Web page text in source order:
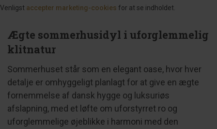
Venligst accepter marketing-cookies for at se indholdet.
Ægte sommerhusidyl i uforglemmelig
klitnatur
Sommerhuset står som en elegant oase, hvor hver
detalje er omhyggeligt planlagt for at give en ægte
fornemmelse af dansk hygge og luksuriøs
afslapning, med et løfte om uforstyrret ro og
uforglemmelige øjeblikke i harmoni med den